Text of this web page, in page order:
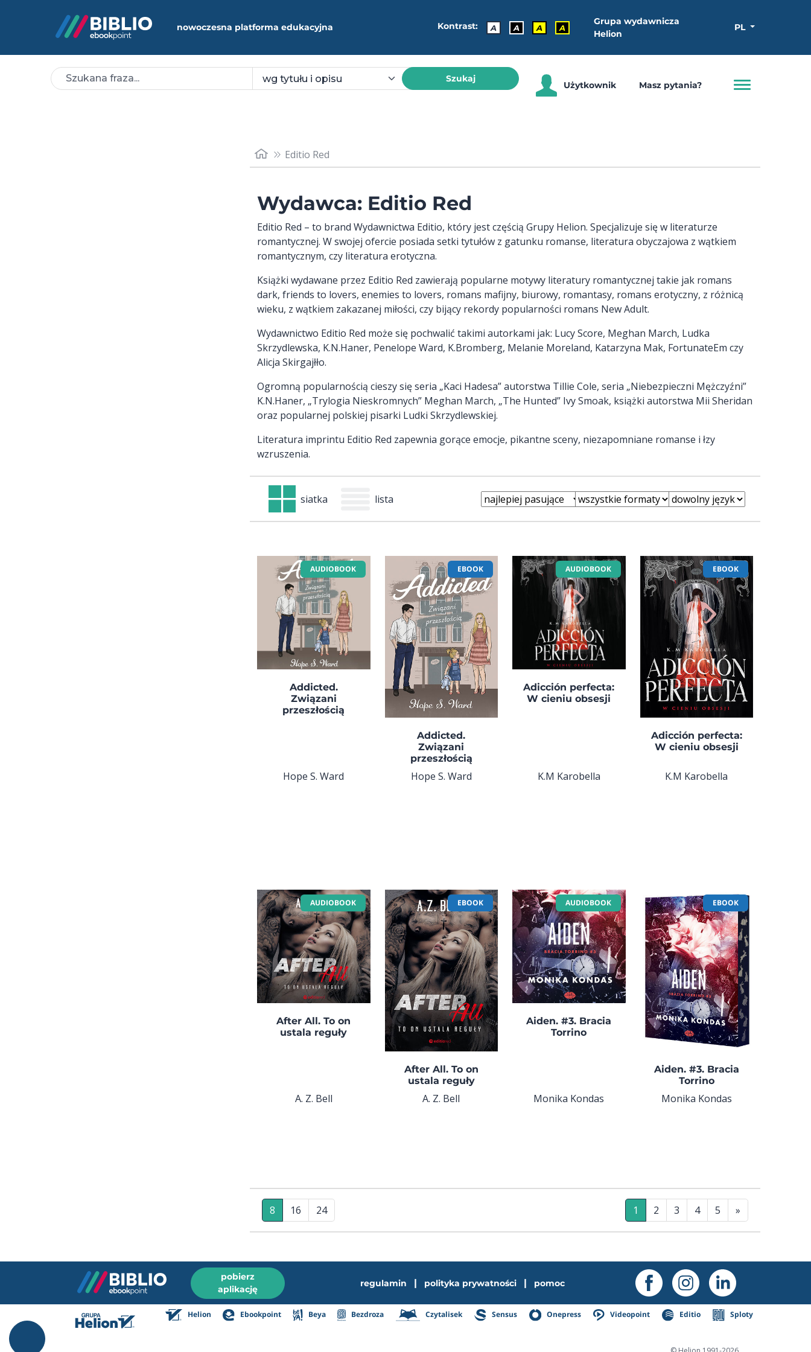
nowoczesna platforma edukacyjna Kontrast: A A A A
Grupa wydawnicza
Helion
PL
Szukaj
Użytkownik Masz pytania?
Editio Red
Wydawca: Editio Red
Editio Red – to brand Wydawnictwa Editio, który jest częścią Grupy Helion. Specjalizuje się w literaturze
romantycznej. W swojej ofercie posiada setki tytułów z gatunku romanse, literatura obyczajowa z wątkiem
romantycznym, czy literatura erotyczna.
Książki wydawane przez Editio Red zawierają popularne motywy literatury romantycznej takie jak romans
dark, friends to lovers, enemies to lovers, romans mafijny, biurowy, romantasy, romans erotyczny, z różnicą
wieku, z wątkiem zakazanej miłości, czy bijący rekordy popularności romans New Adult.
Wydawnictwo Editio Red może się pochwalić takimi autorkami jak: Lucy Score, Meghan March, Ludka
Skrzydlewska, K.N.Haner, Penelope Ward, K.Bromberg, Melanie Moreland, Katarzyna Mak, FortunateEm czy
Alicja Skirgajłło.
Ogromną popularnością cieszy się seria „Kaci Hadesa” autorstwa Tillie Cole, seria „Niebezpieczni Mężczyźni”
K.N.Haner, „Trylogia Nieskromnych” Meghan March, „The Hunted” Ivy Smoak, książki autorstwa Mii Sheridan
oraz popularnej polskiej pisarki Ludki Skrzydlewskiej.
Literatura imprintu Editio Red zapewnia gorące emocje, pikantne sceny, niezapomniane romanse i łzy
wzruszenia.
siatka lista
AUDIOBOOK
Addicted.
Związani
przeszłością
Hope S. Ward
EBOOK
Addicted.
Związani
przeszłością
Hope S. Ward
AUDIOBOOK
Adicción perfecta:
W cieniu obsesji
K.M Karobella
EBOOK
Adicción perfecta:
W cieniu obsesji
K.M Karobella
AUDIOBOOK
After All. To on
ustala reguły
A. Z. Bell
EBOOK
After All. To on
ustala reguły
A. Z. Bell
AUDIOBOOK
Aiden. #3. Bracia
Torrino
Monika Kondas
EBOOK
Aiden. #3. Bracia
Torrino
Monika Kondas
8 16 24 1 2 3 4 5 »
pobierz
aplikację
regulamin | polityka prywatności | pomoc
Helion Ebookpoint Beya Bezdroza Czytalisek Sensus Onepress Videopoint Editio Sploty